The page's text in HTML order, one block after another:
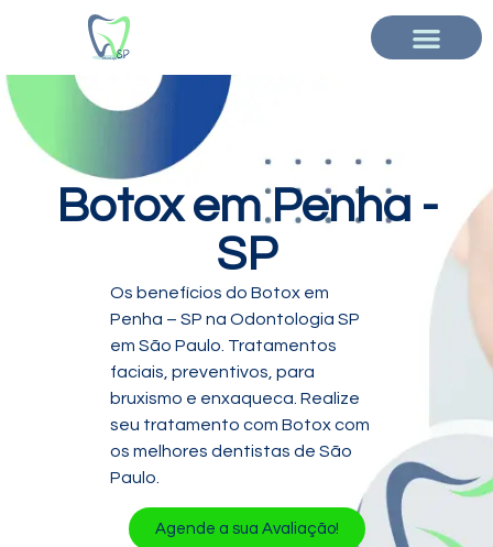
Botox em Penha -
SP
Os benefícios do Botox em
Penha – SP na Odontologia SP
em São Paulo. Tratamentos
faciais, preventivos, para
bruxismo e enxaqueca. Realize
seu tratamento com Botox com
os melhores dentistas de São
Paulo.
Agende a sua Avaliação!